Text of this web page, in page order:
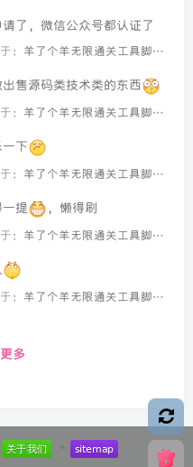
了，微信公众号都认证了
： 羊了个羊无限通关工具脚本教程
售源码类技术类的东西
： 羊了个羊无限通关工具脚本教程
下
： 羊了个羊无限通关工具脚本教程
提 ，懒得刷
： 羊了个羊无限通关工具脚本教程
： 羊了个羊无限通关工具脚本教程
多